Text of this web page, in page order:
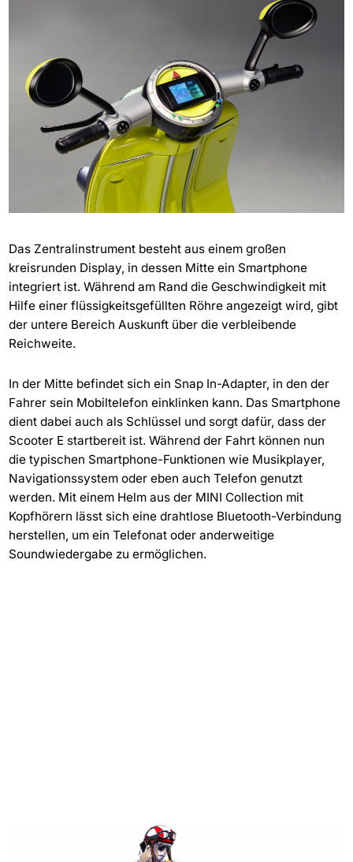
Das Zentralinstrument besteht aus einem großen
kreisrunden Display, in dessen Mitte ein Smartphone
integriert ist. Während am Rand die Geschwindigkeit mit
Hilfe einer flüssigkeitsgefüllten Röhre angezeigt wird, gibt
der untere Bereich Auskunft über die verbleibende
Reichweite.
In der Mitte befindet sich ein Snap In-Adapter, in den der
Fahrer sein Mobiltelefon einklinken kann. Das Smartphone
dient dabei auch als Schlüssel und sorgt dafür, dass der
Scooter E startbereit ist. Während der Fahrt können nun
die typischen Smartphone-Funktionen wie Musikplayer,
Navigationssystem oder eben auch Telefon genutzt
werden. Mit einem Helm aus der MINI Collection mit
Kopfhörern lässt sich eine drahtlose Bluetooth-Verbindung
herstellen, um ein Telefonat oder anderweitige
Soundwiedergabe zu ermöglichen.